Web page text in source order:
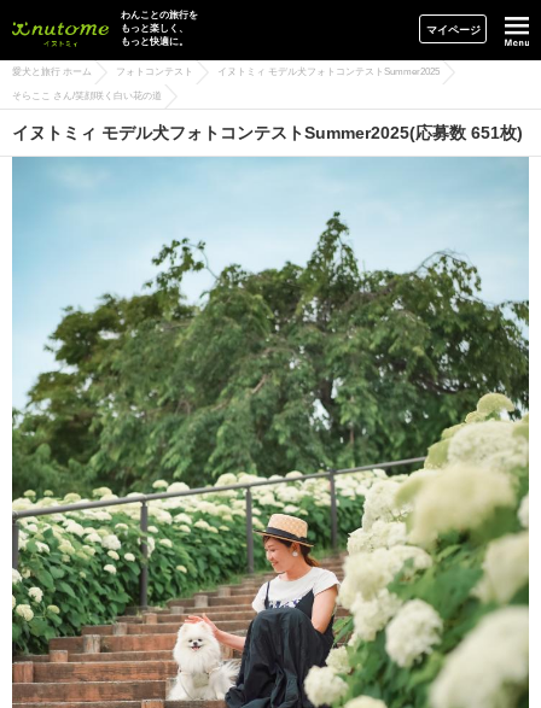
イヌトミィ
わんことの旅行を
もっと楽しく、
もっと快適に。
マイページ
愛犬と旅行 ホーム フォトコンテスト イヌトミィ モデル犬フォトコンテストSummer2025
そらここ さん/笑顔咲く白い花の道
イヌトミィ モデル犬フォトコンテストSummer2025(応募数 651枚)